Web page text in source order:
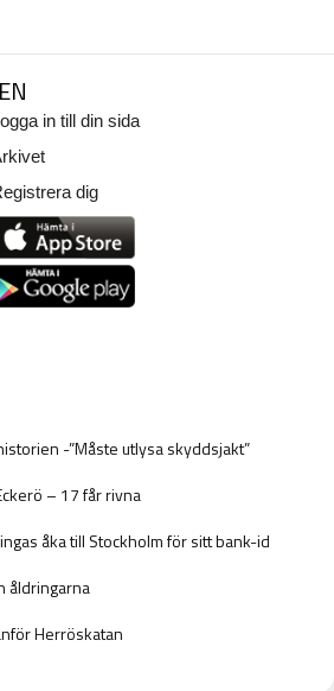
in till din sida
dig
-”Måste utlysa skyddsjakt”
– 17 får rivna
åka till Stockholm för sitt bank-id
åldringarna
Herröskatan